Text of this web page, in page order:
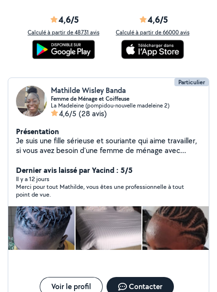
4,6/5
Calculé à partir de 48731 avis
4,6/5
Calculé à partir de 66000 avis
Particulier
Mathilde Wisley Banda
Femme de Ménage et Coiffeuse
La Madeleine (pompidou-nouvelle madeleine 2)
4,6/5 (28 avis)
Présentation
Je suis une fille sérieuse et souriante qui aime travailler,
si vous avez besoin d'une femme de ménage avec
votre disposition merci cordialement
Dernier avis laissé par Yacind : 5/5
Il y a 12 jours
Merci pour tout Mathilde, vous êtes une professionnelle à tout
point de vue.
Voir le profil Contacter